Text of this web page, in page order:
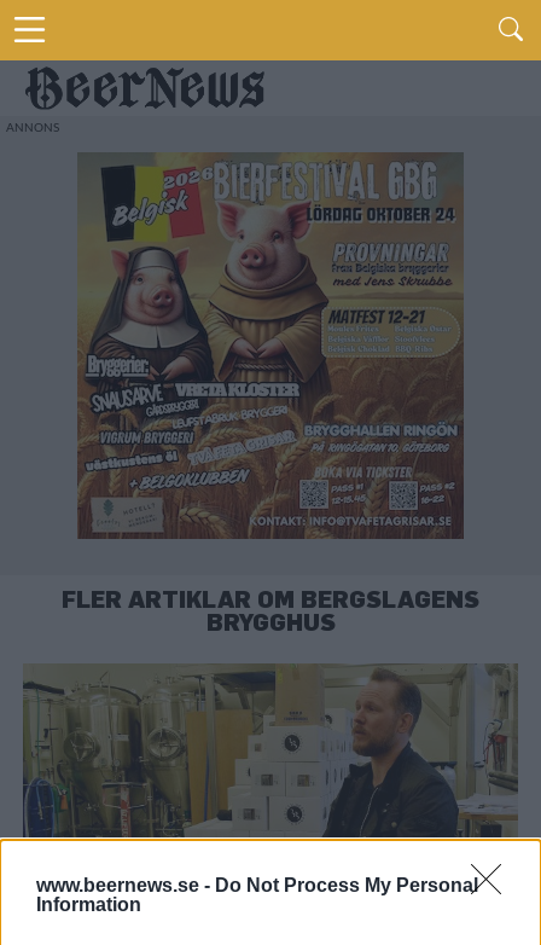
www.beernews.se - Do Not Process My Personal
Information
FLER ARTIKLAR OM BERGSLAGENS
BRYGGHUS